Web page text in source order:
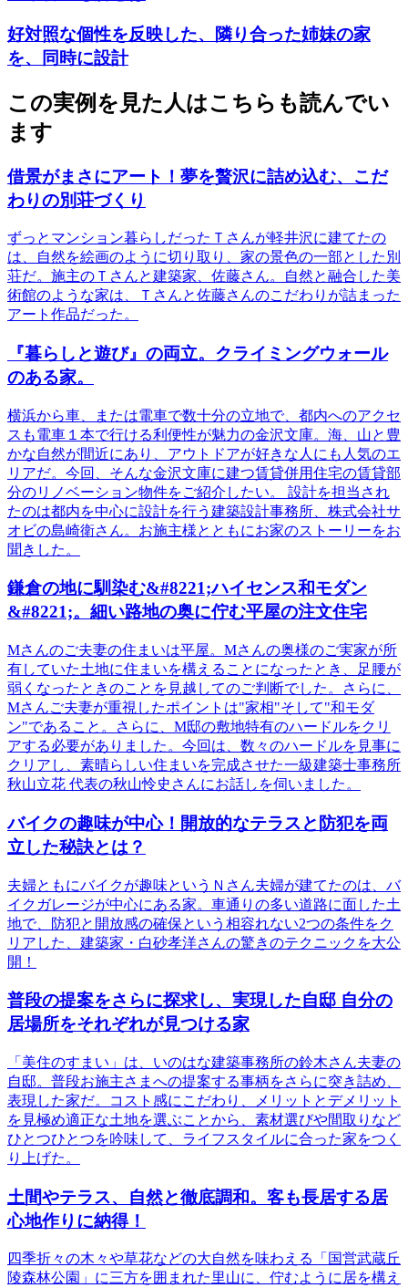
好対照な個性を反映した、隣り合った姉妹の家
を、同時に設計
この実例を見た人はこちらも読んでい
ます
借景がまさにアート！夢を贅沢に詰め込む、こだ
わりの別荘づくり
ずっとマンション暮らしだったＴさんが軽井沢に建てたの
は、自然を絵画のように切り取り、家の景色の一部とした別
荘だ。施主のＴさんと建築家、佐藤さん。自然と融合した美
術館のような家は、Ｔさんと佐藤さんのこだわりが詰まった
アート作品だった。
『暮らしと遊び』の両立。クライミングウォール
のある家。
横浜から車、または電車で数十分の立地で、都内へのアクセ
スも電車１本で行ける利便性が魅力の金沢文庫。海、山と豊
かな自然が間近にあり、アウトドアが好きな人にも人気のエ
リアだ。今回、そんな金沢文庫に建つ賃貸併用住宅の賃貸部
分のリノベーション物件をご紹介したい。 設計を担当され
たのは都内を中心に設計を行う建築設計事務所、株式会社サ
オビの島崎衛さん。お施主様とともにお家のストーリーをお
聞きした。
鎌倉の地に馴染む&#8221;ハイセンス和モダン
&#8221;。細い路地の奥に佇む平屋の注文住宅
Mさんのご夫妻の住まいは平屋。Mさんの奥様のご実家が所
有していた土地に住まいを構えることになったとき、足腰が
弱くなったときのことを見越してのご判断でした。さらに、
Mさんご夫妻が重視したポイントは"家相"そして"和モダ
ン"であること。さらに、M邸の敷地特有のハードルをクリ
アする必要がありました。今回は、数々のハードルを見事に
クリアし、素晴らしい住まいを完成させた一級建築士事務所
秋山立花 代表の秋山怜史さんにお話しを伺いました。
バイクの趣味が中心！開放的なテラスと防犯を両
立した秘訣とは？
夫婦ともにバイクが趣味というＮさん夫婦が建てたのは、バ
イクガレージが中心にある家。車通りの多い道路に面した土
地で、防犯と開放感の確保という相容れない2つの条件をク
リアした、建築家・白砂孝洋さんの驚きのテクニックを大公
開！
普段の提案をさらに探求し、実現した自邸 自分の
居場所をそれぞれが見つける家
「美住のすまい」は、いのはな建築事務所の鈴木さん夫妻の
自邸。普段お施主さまへの提案する事柄をさらに突き詰め、
表現した家だ。コスト感にこだわり、メリットとデメリット
を見極め適正な土地を選ぶことから、素材選びや間取りなど
ひとつひとつを吟味して、ライフスタイルに合った家をつく
り上げた。
土間やテラス、自然と徹底調和。客も長居する居
心地作りに納得！
四季折々の木々や草花などの大自然を味わえる「国営武蔵丘
陵森林公園」に三方を囲まれた里山に、佇むように居を構え